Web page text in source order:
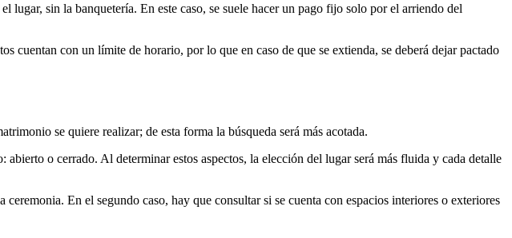
sin la banquetería. En este caso, se suele hacer un pago fijo solo por el arriendo del
cuentan con un límite de horario, por lo que en caso de que se extienda, se deberá dejar pactado
se quiere realizar; de esta forma la búsqueda será más acotada.
o cerrado. Al determinar estos aspectos, la elección del lugar será más fluida y cada detalle
En el segundo caso, hay que consultar si se cuenta con espacios interiores o exteriores